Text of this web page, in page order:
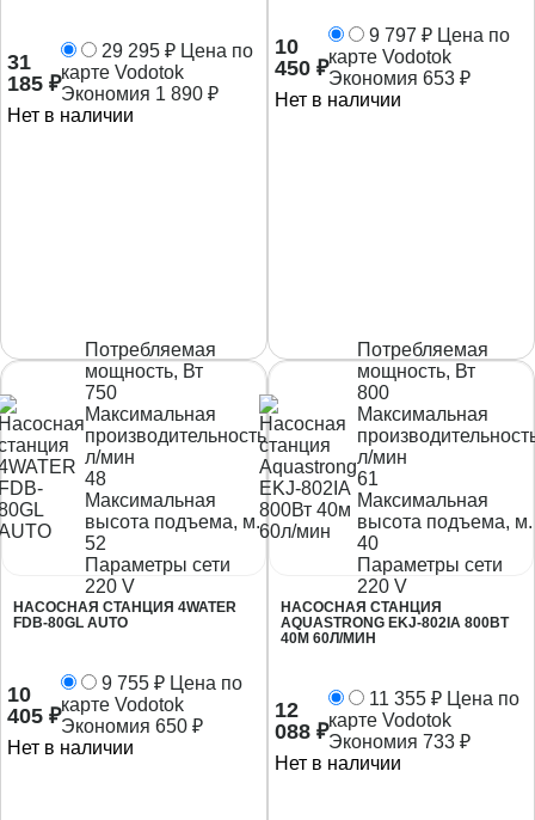
31
185 ₽
29 295 ₽ Цена по
карте Vodotok
Экономия 1 890 ₽
Нет в наличии
10
450 ₽
9 797 ₽ Цена по
карте Vodotok
Экономия 653 ₽
Нет в наличии
Потребляемая
мощность, Вт
750
Максимальная
производительность,
л/мин
48
Максимальная
высота подъема, м.
52
Параметры сети
220 V
НАСОСНАЯ СТАНЦИЯ 4WATER
FDB-80GL AUTO
10
405 ₽
9 755 ₽ Цена по
карте Vodotok
Экономия 650 ₽
Нет в наличии
Потребляемая
мощность, Вт
800
Максимальная
л/мин
61
Максимальная
высота подъема, м.
40
Параметры сети
220 V
НАСОСНАЯ СТАНЦИЯ
AQUASTRONG EKJ-802IА 800ВТ
40М 60Л/МИН
12
088 ₽
11 355 ₽ Цена по
карте Vodotok
Экономия 733 ₽
Нет в наличии